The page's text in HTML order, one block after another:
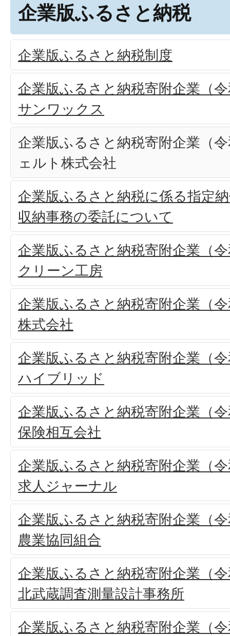
企業版ふるさと納税
企業版ふるさと納税制度
企業版ふるさと納税寄附企業（
サンワックス
企業版ふるさと納税寄附企業（
ェルト株式会社
企業版ふるさと納税に係る指定
収納事務の委託について
企業版ふるさと納税寄附企業（
クリーン工房
企業版ふるさと納税寄附企業（
株式会社
企業版ふるさと納税寄附企業（
ハイブリッド
企業版ふるさと納税寄附企業（
保険相互会社
企業版ふるさと納税寄附企業（
求人ジャーナル
企業版ふるさと納税寄附企業（
農業協同組合
企業版ふるさと納税寄附企業（
北武蔵調査測量設計事務所
企業版ふるさと納税寄附企業（